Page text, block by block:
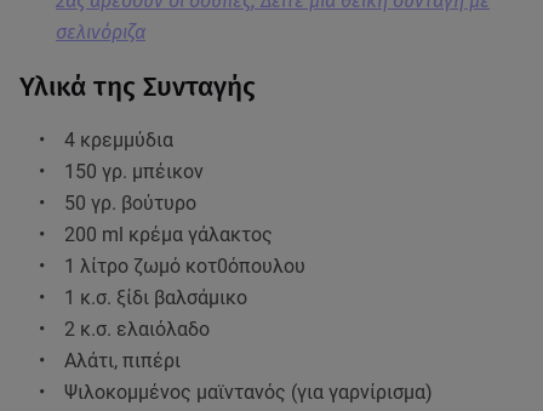
σελινόριζα
Υλικά της Συνταγής
• 4 κρεμμύδια
• 150 γρ. μπέικον
• 50 γρ. βούτυρο
• 200 ml κρέμα γάλακτος
• 1 λίτρο ζωμό κοτ0όπουλου
• 1 κ.σ. ξίδι βαλσάμικο
• 2 κ.σ. ελαιόλαδο
• Αλάτι, πιπέρι
• Ψιλοκομμένος μαϊντανός (για γαρνίρισμα)